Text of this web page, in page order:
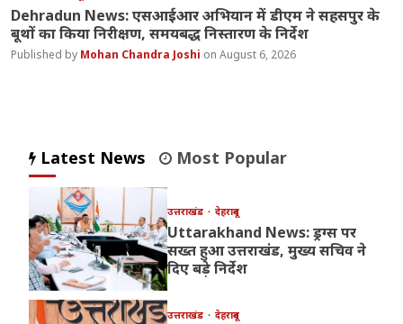
Dehradun News: एसआईआर अभियान में डीएम ने सहसपुर के
बूथों का किया निरीक्षण, समयबद्ध निस्तारण के निर्देश
Mohan Chandra Joshi August 6, 2026
Latest News Most Popular
उत्तराखंड देहरादून
Uttarakhand News: ड्रग्स पर
सख्त हुआ उत्तराखंड, मुख्य सचिव ने
दिए बड़े निर्देश
उत्तराखंड देहरादून